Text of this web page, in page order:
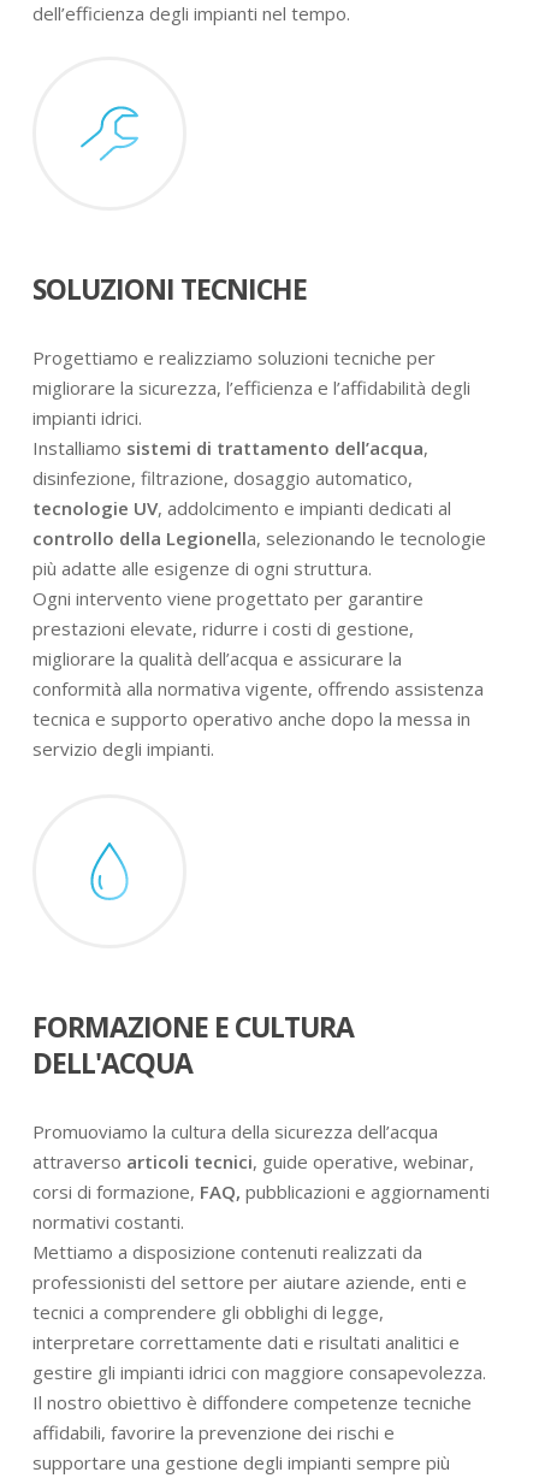
dell’efficienza degli impianti nel tempo.
SOLUZIONI TECNICHE
Progettiamo e realizziamo soluzioni tecniche per
migliorare la sicurezza, l’efficienza e l’affidabilità degli
impianti idrici.
Installiamo sistemi di trattamento dell’acqua,
disinfezione, filtrazione, dosaggio automatico,
tecnologie UV, addolcimento e impianti dedicati al
controllo della Legionella, selezionando le tecnologie
più adatte alle esigenze di ogni struttura.
Ogni intervento viene progettato per garantire
prestazioni elevate, ridurre i costi di gestione,
migliorare la qualità dell’acqua e assicurare la
conformità alla normativa vigente, offrendo assistenza
tecnica e supporto operativo anche dopo la messa in
servizio degli impianti.
FORMAZIONE E CULTURA
DELL'ACQUA
Promuoviamo la cultura della sicurezza dell’acqua
attraverso articoli tecnici, guide operative, webinar,
corsi di formazione, FAQ, pubblicazioni e aggiornamenti
normativi costanti.
Mettiamo a disposizione contenuti realizzati da
professionisti del settore per aiutare aziende, enti e
tecnici a comprendere gli obblighi di legge,
interpretare correttamente dati e risultati analitici e
gestire gli impianti idrici con maggiore consapevolezza.
Il nostro obiettivo è diffondere competenze tecniche
affidabili, favorire la prevenzione dei rischi e
supportare una gestione degli impianti sempre più